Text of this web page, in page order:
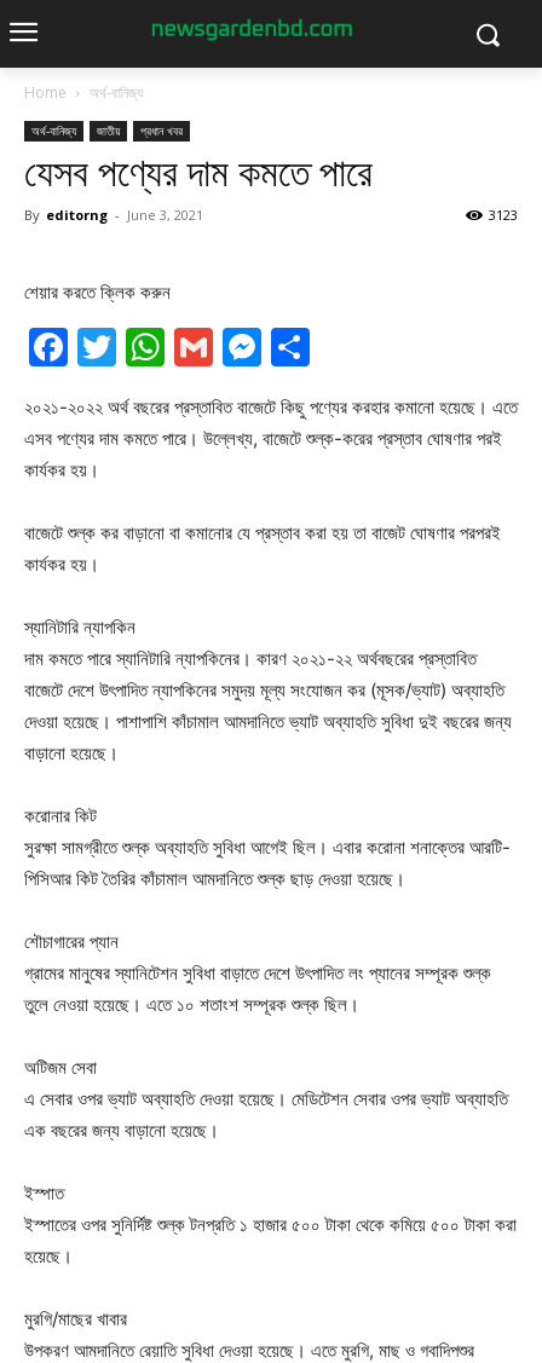
Home অর্থ-বানিজ্য
অর্থ-বানিজ্য জাতীয় প্রধান খবর
যেসব পণ্যের দাম কমতে পারে
By editorng - June 3, 2021 3123
শেয়ার করতে ক্লিক করুন
Facebook
Twitter
WhatsApp
GmailMessenger
২০২১-২০২২ অর্থ বছরের প্রস্তাবিত বাজেটে কিছু পণ্যের করহার কমানো হয়েছে। এতে
এসব পণ্যের দাম কমতে পারে। উল্লেখ্য, বাজেটে শুল্ক-করের প্রস্তাব ঘোষণার পরই
কার্যকর হয়।
বাজেটে শুল্ক কর বাড়ানো বা কমানোর যে প্রস্তাব করা হয় তা বাজেট ঘোষণার পরপরই
কার্যকর হয়।
স্যানিটারি ন্যাপকিন
দাম কমতে পারে স্যানিটারি ন্যাপকিনের। কারণ ২০২১-২২ অর্থবছরের প্রস্তাবিত
বাজেটে দেশে উৎপাদিত ন্যাপকিনের সমুদয় মূল্য সংযোজন কর (মূসক/ভ্যাট) অব্যাহতি
দেওয়া হয়েছে। পাশাপাশি কাঁচামাল আমদানিতে ভ্যাট অব্যাহতি সুবিধা দুই বছরের জন্য
বাড়ানো হয়েছে।
করোনার কিট
সুরক্ষা সামগ্রীতে শুল্ক অব্যাহতি সুবিধা আগেই ছিল। এবার করোনা শনাক্তের আরটি-
পিসিআর কিট তৈরির কাঁচামাল আমদানিতে শুল্ক ছাড় দেওয়া হয়েছে।
শৌচাগারের প্যান
গ্রামের মানুষের স্যানিটেশন সুবিধা বাড়াতে দেশে উৎপাদিত লং প্যানের সম্পূরক শুল্ক
তুলে নেওয়া হয়েছে। এতে ১০ শতাংশ সম্পূরক শুল্ক ছিল।
অটিজম সেবা
এ সেবার ওপর ভ্যাট অব্যাহতি দেওয়া হয়েছে। মেডিটেশন সেবার ওপর ভ্যাট অব্যাহতি
এক বছরের জন্য বাড়ানো হয়েছে।
ইস্পাত
ইস্পাতের ওপর সুনির্দিষ্ট শুল্ক টনপ্রতি ১ হাজার ৫০০ টাকা থেকে কমিয়ে ৫০০ টাকা করা
হয়েছে।
মুরগি/মাছের খাবার
উপকরণ আমদানিতে রেয়াতি সুবিধা দেওয়া হয়েছে। এতে মুরগি, মাছ ও গবাদিপশুর